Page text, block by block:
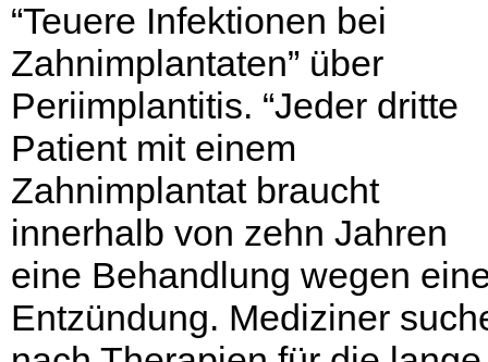
“Teuere Infektionen bei
Zahnimplantaten” über
Periimplantitis. “Jeder dritte
Patient mit einem
Zahnimplantat braucht
innerhalb von zehn Jahren
eine Behandlung wegen
Entzündung. Mediziner